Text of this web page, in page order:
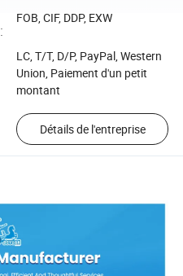
:
FOB, CIF, DDP, EXW
LC, T/T, D/P, PayPal, Western
Union, Paiement d'un petit
montant
Détails de l'entreprise